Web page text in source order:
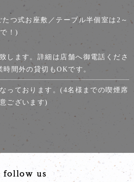
つ式お座敷／テーブル半個室は2～
！)
します。詳細は店舗へ御電話くださ
時間外の貸切もOKです。
っております。(4名様までの喫煙席
ございます)